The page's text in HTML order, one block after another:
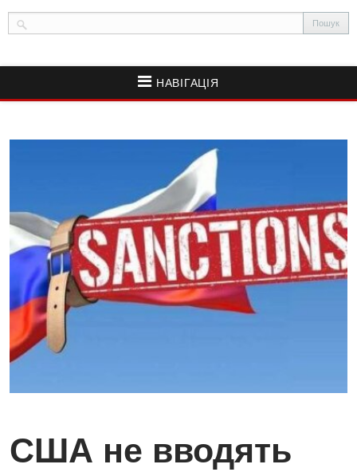
НАВІГАЦІЯ
США не вводять